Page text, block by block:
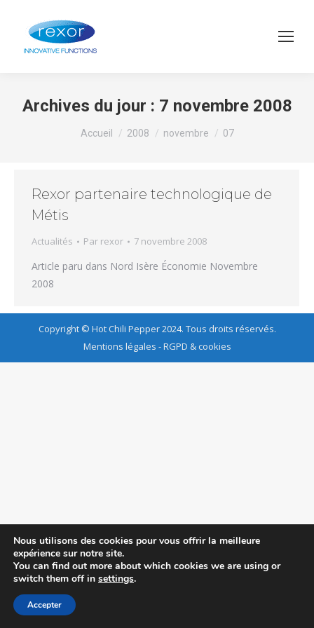
Archives du jour : 7 novembre 2008
Vous êtes ici :
Accueil 2008 novembre 07
Rexor partenaire technologique de
Métis
Actualités Par rexor 7 novembre 2008
Article paru dans Nord Isère Économie Novembre
2008
Copyright © Hot Chili Pepper2024. Tous droits réservés.
Mentions légales -RGPD & cookies
Nous utilisons des cookies pour vous offrir la meilleure
expérience sur notre site.
You can find out more about which cookies we are using or
switch them off in settings.
Accepter